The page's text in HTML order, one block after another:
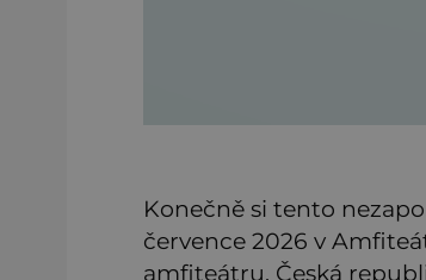
Konečně si tento
července 2026 v
amfiteátru. Česká